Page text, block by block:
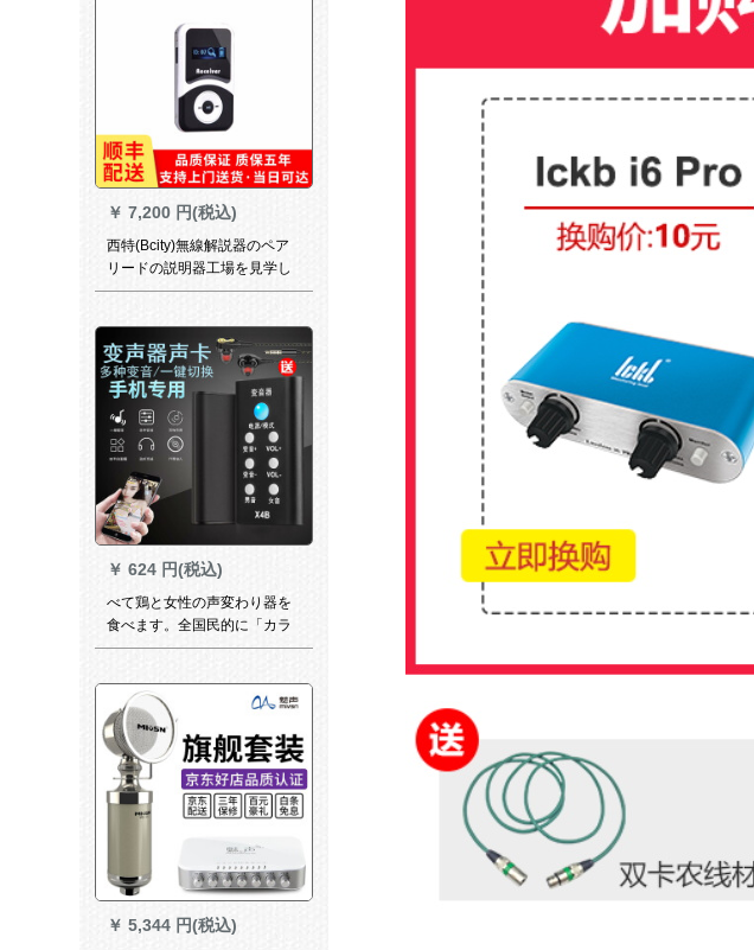
￥ 7,200 円(税込)
西特(Bcity)無線解説器のペア
リードの説明器工場を見学し
て、政府の案内人の無線解説
時通訳に5つのイヤホーンを追
加します。
￥ 624 円(税込)
べて鶏と女性の声変わり器を
食べます。全国民的に「カラ
オケの速さ」は音を震わせて
￥ 5,344 円(税込)